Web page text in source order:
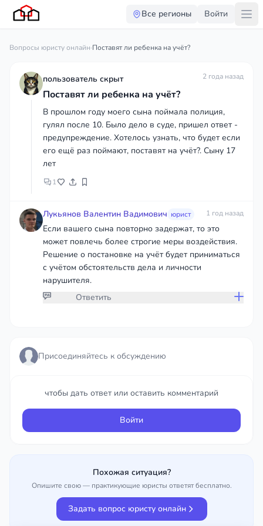
Все регионы Войти
Вопросы юристу онлайн·Поставят ли ребенка на учёт?
пользователь скрыт 2 года назад
Поставят ли ребенка на учёт?
В прошлом году моего сына поймала полиция,
гулял после 10. Было дело в суде, пришел ответ -
предупреждение. Хотелось узнать, что будет если
его ещё раз поймают, поставят на учёт?. Сыну 17
лет
1
Лукьянов Валентин Вадимович юрист 1 год назад
Если вашего сына повторно задержат, то это
может повлечь более строгие меры воздействия.
Решение о постановке на учёт будет приниматься
с учётом обстоятельств дела и личности
нарушителя.
Ответить
Войти
Присоединяйтесь к обсуждению
чтобы дать ответ или оставить комментарий
Войти
Похожая ситуация?
Опишите свою — практикующие юристы ответят бесплатно.
Задать вопрос юристу онлайн